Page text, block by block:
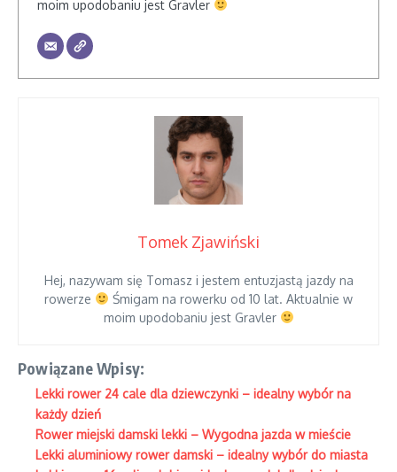
moim upodobaniu jest Gravler
Tomek Zjawiński
Hej, nazywam się Tomasz i jestem entuzjastą jazdy na
rowerze
Śmigam na rowerku od 10 lat. Aktualnie w
moim upodobaniu jest Gravler
Powiązane Wpisy:
Lekki rower 24 cale dla dziewczynki – idealny wybór na
każdy dzień
Rower miejski damski lekki – Wygodna jazda w mieście
Lekki aluminiowy rower damski – idealny wybór do miasta